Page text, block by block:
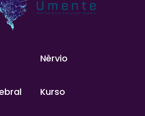
Nèrvio
Kurso